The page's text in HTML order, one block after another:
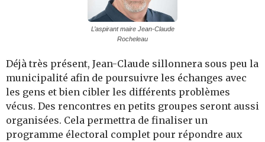
L’aspirant maire Jean-Claude
Rocheleau
Déjà très présent, Jean-Claude sillonnera sous peu la
municipalité afin de poursuivre les échanges avec
les gens et bien cibler les différents problèmes
vécus. Des rencontres en petits groupes seront aussi
organisées. Cela permettra de finaliser un
programme électoral complet pour répondre aux